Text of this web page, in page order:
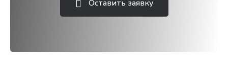
Оставить заявку